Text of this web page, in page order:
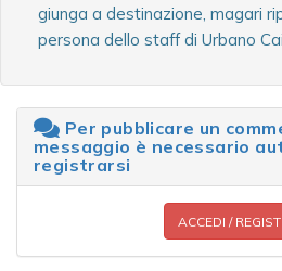
giunga a destinazione, magari
persona dello staff di Urbano
Per pubblicare un
messaggio è necessario
registrarsi
ACCEDI /